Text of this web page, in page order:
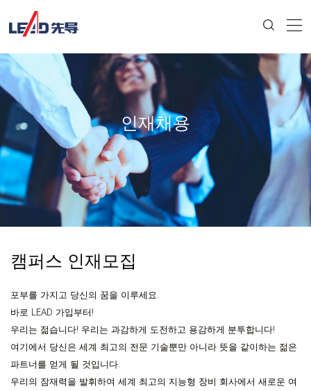
인재채용
캠퍼스 인재모집
포부를 가지고 당신의 꿈을 이루세요.
바로 LEAD 가입부터!
우리는 젊습니다! 우리는 과감하게 도전하고 용감하게 분투합니다!
여기에서 당신은 세계 최고의 전문 기술뿐만 아니라 뜻을 같이하는 젊은
파트너를 얻게 될 것입니다.
우리의 잠재력을 발휘하여 세계 최고의 지능형 장비 회사에서 새로운 여